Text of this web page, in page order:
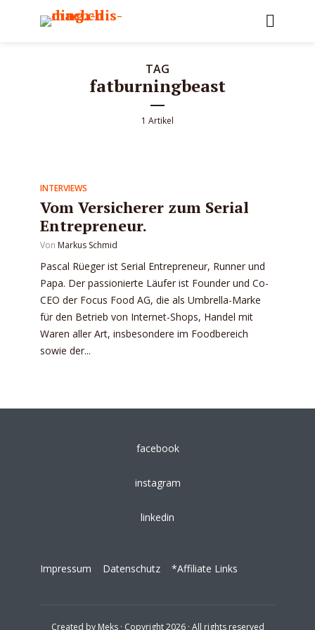
TAG
fatburningbeast
1 Artikel
INTERVIEWS
Vom Versicherer zum Serial
Entrepreneur.
Von Markus Schmid
Pascal Rüeger ist Serial Entrepreneur, Runner und
Papa. Der passionierte Läufer ist Founder und Co-
CEO der Focus Food AG, die als Umbrella-Marke
für den Betrieb von Internet-Shops, Handel mit
Waren aller Art, insbesondere im Foodbereich
sowie der...
facebook
instagram
linkedin
Impressum Datenschutz *Affiliate Links
Created by Meks· Copyright 2026 · All rights reserved